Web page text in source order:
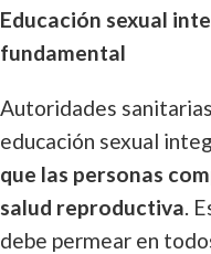
Educación sexual
fundamental
Autoridades
educación sexual
que las personas
salud reproductiva.
debe permear en